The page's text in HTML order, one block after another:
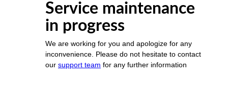
Service maintenance
in progress
We are working for you and apologize for any
inconvenience. Please do not hesitate to contact
our support team for any further information